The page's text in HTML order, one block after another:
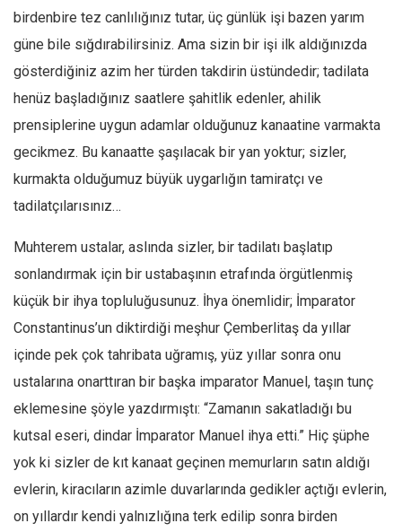
Abir E. Nahas
Amina S. Jenenkovic
Bağdagül Öz
Esra Elönü
» Yazar arşivi
Bu Sayı
Kültür Sanat
7 soruda bu hafta
Ekonomi
Spor
Manzara
Sağlık
Gıda-Beslenme
Hayat
birdenbire tez canlılığınız tutar, üç günlük işi bazen yarım
güne bile sığdırabilirsiniz. Ama sizin bir işi ilk aldığınızda
gösterdiğiniz azim her türden takdirin üstündedir; tadilata
henüz başladığınız saatlere şahitlik edenler, ahilik
prensiplerine uygun adamlar olduğunuz kanaatine varmakta
gecikmez. Bu kanaatte şaşılacak bir yan yoktur; sizler,
kurmakta olduğumuz büyük uygarlığın tamiratçı ve
tadilatçılarısınız…
Muhterem ustalar, aslında sizler, bir tadilatı başlatıp
sonlandırmak için bir ustabaşının etrafında örgütlenmiş
küçük bir ihya topluluğusunuz. İhya önemlidir; İmparator
Constantinus’un diktirdiği meşhur Çemberlitaş da yıllar
içinde pek çok tahribata uğramış, yüz yıllar sonra onu
ustalarına onarttıran bir başka imparator Manuel, taşın tunç
eklemesine şöyle yazdırmıştı: “Zamanın sakatladığı bu
kutsal eseri, dindar İmparator Manuel ihya etti.” Hiç şüphe
yok ki sizler de kıt kanaat geçinen memurların satın aldığı
evlerin, kiracıların azimle duvarlarında gedikler açtığı evlerin,
on yıllardır kendi yalnızlığına terk edilip sonra birden